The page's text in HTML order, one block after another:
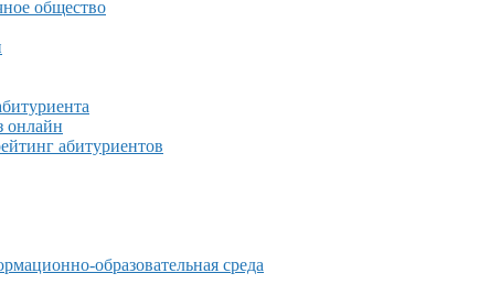
общество
онлайн
абитуриентов
образовательная среда